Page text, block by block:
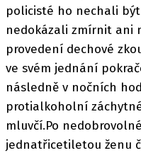
policisté ho nechali
nedokázali zmírnit ani
provedení dechové
ve svém jednání
následně v nočních
protialkoholní
mluvčí.Po
jednatřicetiletou ženu